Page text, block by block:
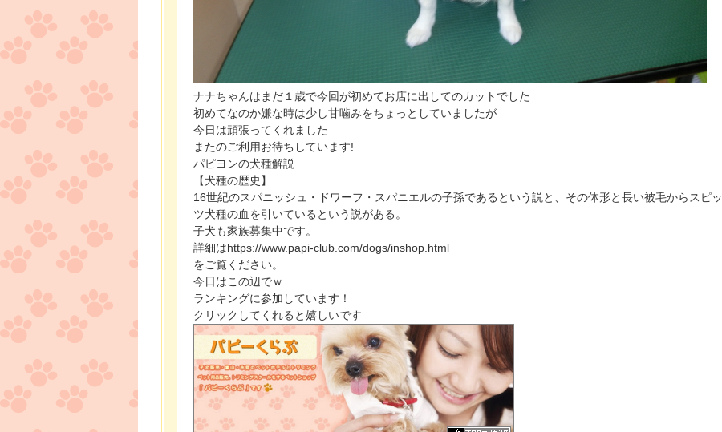
ナナちゃんはまだ１歳で今回が初めてお店に出してのカットでした
初めてなのか嫌な時は少し甘噛みをちょっとしていましたが
今日は頑張ってくれました
またのご利用お待ちしています!
パピヨンの犬種解説
【犬種の歴史】
16世紀のスパニッシュ・ドワーフ・スパニエルの子孫であるという説と、その体形と長い被毛からスピッ
ツ犬種の血を引いているという説がある。
子犬も家族募集中です。
詳細はhttps://www.papi-club.com/dogs/inshop.html
をご覧ください。
今日はこの辺でｗ
ランキングに参加しています！
クリックしてくれると嬉しいです